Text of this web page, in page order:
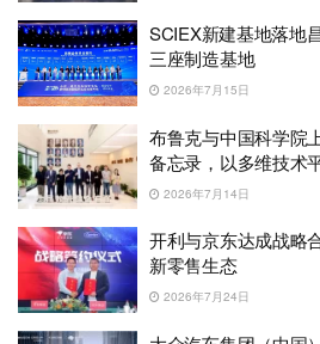
SCIEX新建基地落地
三座制造基地
2026年7月15日
布鲁克与中国科学院
备忘录，以多维技术
2026年7月14日
开利与京东达成战略
新零售生态
2026年7月24日